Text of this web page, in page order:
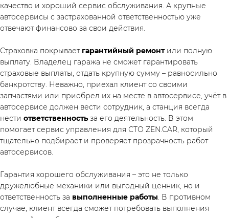
качество и хороший сервис обслуживания. А крупные
автосервисы с застрахованной ответственностью уже
отвечают финансово за свои действия.
Страховка покрывает гарантийный ремонт или полную
выплату. Владелец гаража не сможет гарантировать
страховые выплаты, отдать крупную сумму – равносильно
банкротству. Неважно, приехал клиент со своими
запчастями или приобрел их на месте в автосервисе, учёт в
автосервисе должен вести сотрудник, а станция всегда
нести ответственность за его деятельность. В этом
помогает сервис управления для СТО ZEN.CAR, который
тщательно подбирает и проверяет прозрачность работ
автосервисов.
Гарантия хорошего обслуживания – это не только
дружелюбные механики или выгодный ценник, но и
ответственность за выполненные работы. В противном
случае, клиент всегда сможет потребовать выполнения